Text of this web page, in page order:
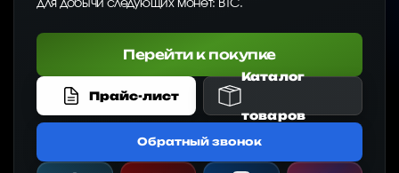
для добычи следующих монет: BTC.
Перейти к покупке
Прайс-лист
Каталог
товаров
Обратный звонок